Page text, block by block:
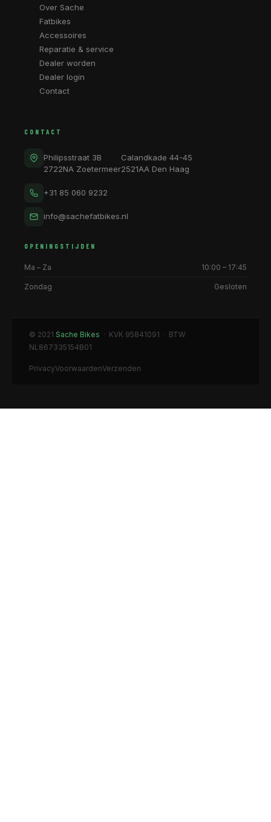
Over Sache
Fatbikes
Accessoires
Reparatie & service
Dealer worden
Dealer login
Contact
CONTACT
Philipsstraat 3B
2722NA Zoetermeer
Calandkade 44-45
2521AA Den Haag
+31 85 060 9232
info@sachefatbikes.nl
OPENINGSTIJDEN
Ma – Za 10:00 – 17:45
Zondag Gesloten
© 2021 Sache Bikes · KVK 95841091 · BTW
NL867335154B01
PrivacyVoorwaardenVerzenden